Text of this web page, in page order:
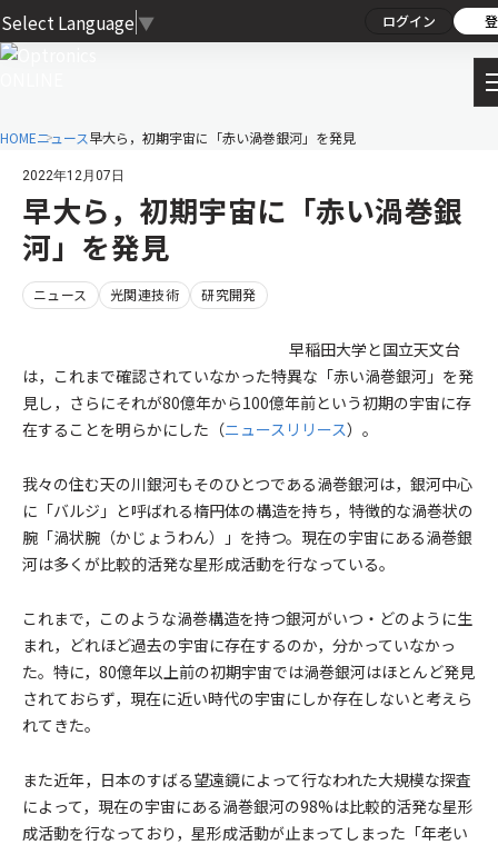
Select Language ▼ ログイン
HOMEニュース早大ら，初期宇宙に「赤い渦巻銀河」を発見
2022年12月07日
早大ら，初期宇宙に「赤い渦巻銀
河」を発見
ニュース 光関連技術 研究開発
早稲田大学と国立天文台
は，これまで確認されていなかった特異な「赤い渦巻銀河」を発
見し，さらにそれが80億年から100億年前という初期の宇宙に存
在することを明らかにした（ニュースリリース）。
我々の住む天の川銀河もそのひとつである渦巻銀河は，銀河中心
に「バルジ」と呼ばれる楕円体の構造を持ち，特徴的な渦巻状の
腕「渦状腕（かじょうわん）」を持つ。現在の宇宙にある渦巻銀
河は多くが比較的活発な星形成活動を行なっている。
これまで，このような渦巻構造を持つ銀河がいつ・どのように生
まれ，どれほど過去の宇宙に存在するのか，分かっていなかっ
た。特に，80億年以上前の初期宇宙では渦巻銀河はほとんど発見
されておらず，現在に近い時代の宇宙にしか存在しないと考えら
れてきた。
また近年，日本のすばる望遠鏡によって行なわれた大規模な探査
によって，現在の宇宙にある渦巻銀河の98%は比較的活発な星形
成活動を行なっており，星形成活動が止まってしまった「年老い